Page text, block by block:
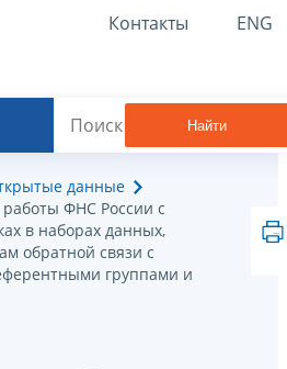
Контакты ENG
Найти
данные
ФНС России с
в наборах данных,
обратной связи с
группами и